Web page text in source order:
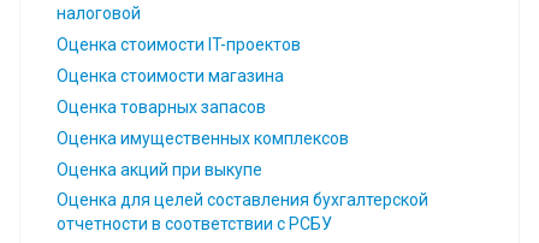
налоговой
Оценка стоимости IT-проектов
Оценка стоимости магазина
Оценка товарных запасов
Оценка имущественных комплексов
Оценка акций при выкупе
Оценка для целей составления бухгалтерской
отчетности в соответствии с РСБУ